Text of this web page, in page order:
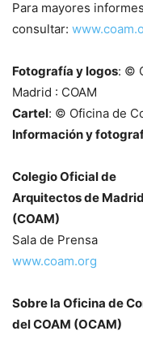
Para mayores
consultar:
Fotografía y logos: ©
Madrid : COAM
Cartel: © Oficina de
Información y
Colegio Oficial de
Arquitectos de Madrid
(COAM)
Sala de Prensa
www.coam.org
Sobre la Oficina de
del COAM (OCAM)